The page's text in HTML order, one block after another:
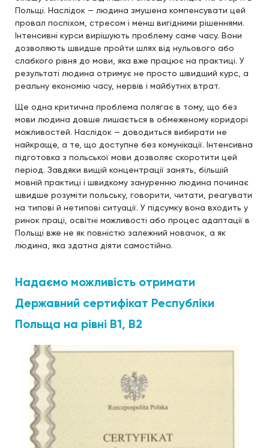
Польщі. Наслідок — людина змушена компенсувати цей
провал поспіхом, стресом і менш вигідними рішеннями.
Інтенсивні курси вирішують проблему саме часу. Вони
дозволяють швидше пройти шлях від нульового або
слабкого рівня до мови, яка вже працює на практиці. У
результаті людина отримує не просто швидший курс, а
реальну економію часу, нервів і майбутніх втрат.
Ще одна критична проблема полягає в тому, що без
мови людина довше лишається в обмеженому коридорі
можливостей. Наслідок — доводиться вибирати не
найкраще, а те, що доступне без комунікації. Інтенсивна
підготовка з польської мови дозволяє скоротити цей
період. Завдяки вищій концентрації занять, більшій
мовній практиці і швидкому зануренню людина починає
швидше розуміти польську, говорити, читати, реагувати
на типові й нетипові ситуації. У підсумку вона входить у
ринок праці, освітні можливості або процес адаптації в
Польщі вже не як повністю залежний новачок, а як
людина, яка здатна діяти самостійно.
Надаємо можливість отримати
Державний сертифікат Республіки
Польща на рівні В1, В2